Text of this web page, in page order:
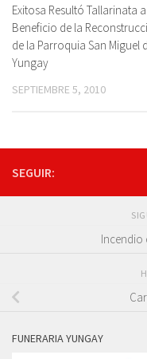
Exitosa Resultó Tallarinata a
Beneficio de la
de la Parroquia San Miguel
Yungay
SEPTIEMBRE 5, 2010
SEGUIR:
Incendio
FUNERARIA YUNGAY